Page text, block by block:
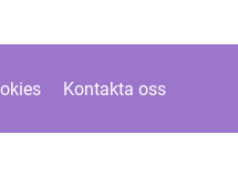
Kontakta oss